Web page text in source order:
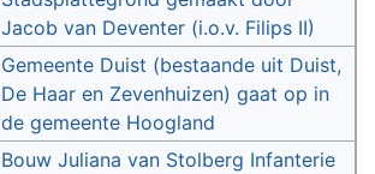
Jacob van Deventer (i.o.v. Filips II)
Gemeente Duist (bestaande uit Duist,
De Haar en Zevenhuizen) gaat op in
de gemeente Hoogland
Bouw Juliana van Stolberg Infanterie